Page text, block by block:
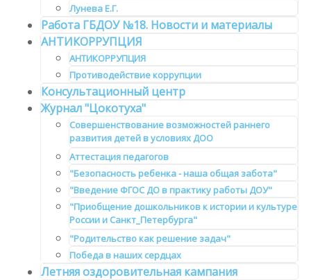
Лунева Е.Г.
Работа ГБДОУ №18. Новости и материалы
АНТИКОРРУПЦИЯ
АНТИКОРРУПЦИЯ
Противодействие коррупции
Консультационный центр
Журнал "Цокотуха"
Совершенствование возможностей раннего
развития детей в условиях ДОО
Аттестация педагогов
"Безопасность ребенка - наша общая забота"
"Введение ФГОС ДО в практику работы ДОУ"
"Приобщение дошкольников к истории и культуре
России и Санкт_Петербурга"
"Родительство как решение задач"
Победа в наших сердцах
Летняя оздоровительная кампания